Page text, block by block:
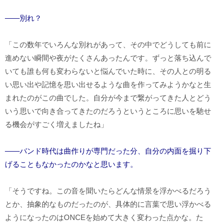
――別れ？
「この数年でいろんな別れがあって、その中でどうしても前に
進めない瞬間や夜がたくさんあったんです。ずっと落ち込んで
いても誰も何も変わらないと悩んでいた時に、その人との明る
い思い出や記憶を思い出せるような曲を作ってみようかなと生
まれたのがこの曲でした。自分が今まで繋がってきた人とどう
いう思いで向き合ってきたのだろうというところに思いを馳せ
る機会がすごく増えましたね」
――バンド時代は曲作りが専門だった分、自分の内面を掘り下
げることもなかったのかなと思います。
「そうですね。この音を聞いたらどんな情景を浮かべるだろう
とか、抽象的なものだったのが、具体的に言葉で思い浮かべる
ようになったのはONCEを始めて大きく変わった点かな。た